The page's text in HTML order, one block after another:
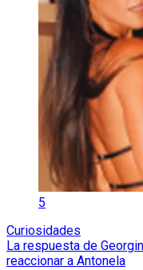
5
Curiosidades
La respuesta de
reaccionar a Antonela